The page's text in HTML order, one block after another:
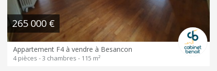
265 000 €
Appartement F4 à vendre à Besancon
4 pièces - 3 chambres - 115 m²